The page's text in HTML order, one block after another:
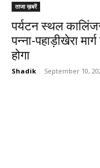
ताजा ख़बरें
पर्यटन स्थल
पन्ना-पहाड़ीखेरा
होगा
Shadik - September 10,